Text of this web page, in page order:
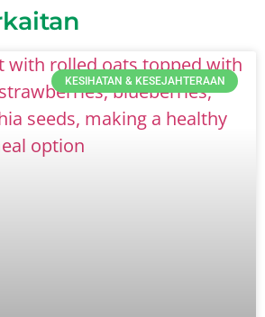
KESIHATAN & KESEJAHTERAAN